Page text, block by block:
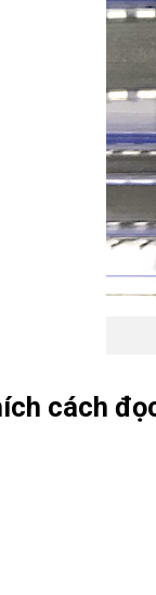
cách